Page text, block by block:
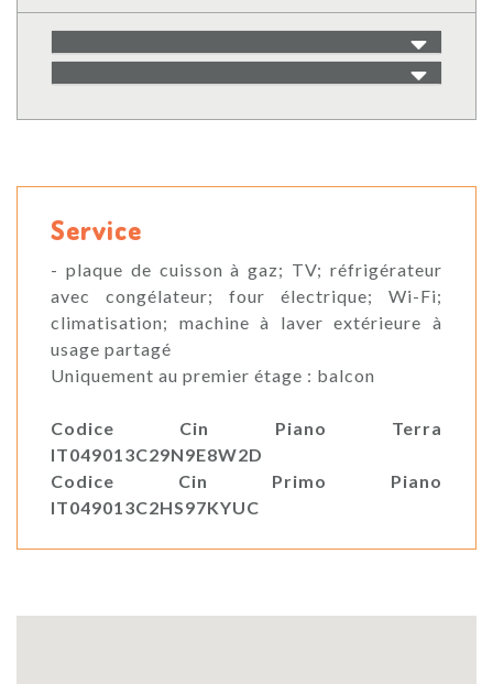
Service
- plaque de cuisson à gaz; TV; réfrigérateur
avec congélateur; four électrique; Wi-Fi;
climatisation; machine à laver extérieure à
usage partagé
Uniquement au premier étage : balcon
Codice Cin Piano Terra
IT049013C29N9E8W2D
Codice Cin Primo Piano
IT049013C2HS97KYUC